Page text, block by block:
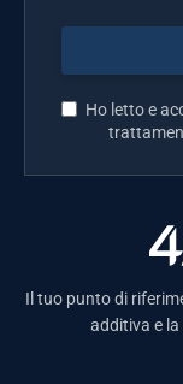
Ho letto e
Il tuo punto di
additiva e